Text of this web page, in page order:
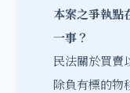
本案之爭執點
一事？
民法關於買賣
除負有標的物